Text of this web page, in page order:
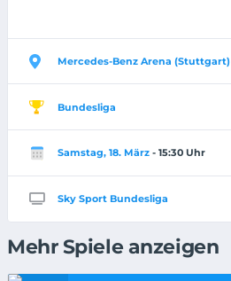
Mercedes-Benz Arena (Stuttgart)
Bundesliga
Samstag, 18. März - 15:30 Uhr
Sky Sport Bundesliga
Mehr Spiele anzeigen